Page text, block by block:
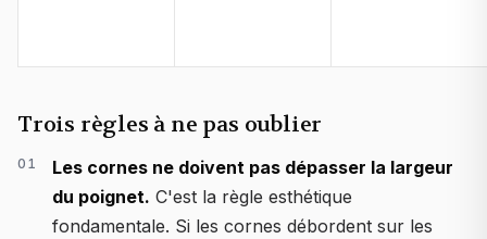
Trois règles à ne pas oublier
Les cornes ne doivent pas dépasser la largeur
du poignet. C'est la règle esthétique
fondamentale. Si les cornes débordent sur les